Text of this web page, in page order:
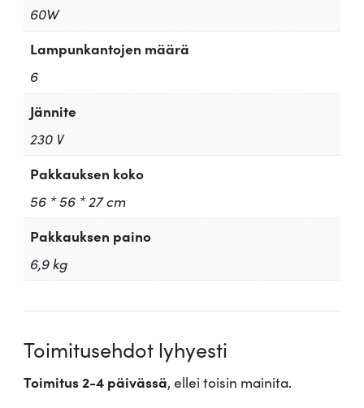
60W
Lampunkantojen määrä
6
Jännite
230 V
Pakkauksen koko
56 * 56 * 27 cm
Pakkauksen paino
6,9 kg
Toimitusehdot lyhyesti
Toimitus 2-4 päivässä, ellei toisin mainita.